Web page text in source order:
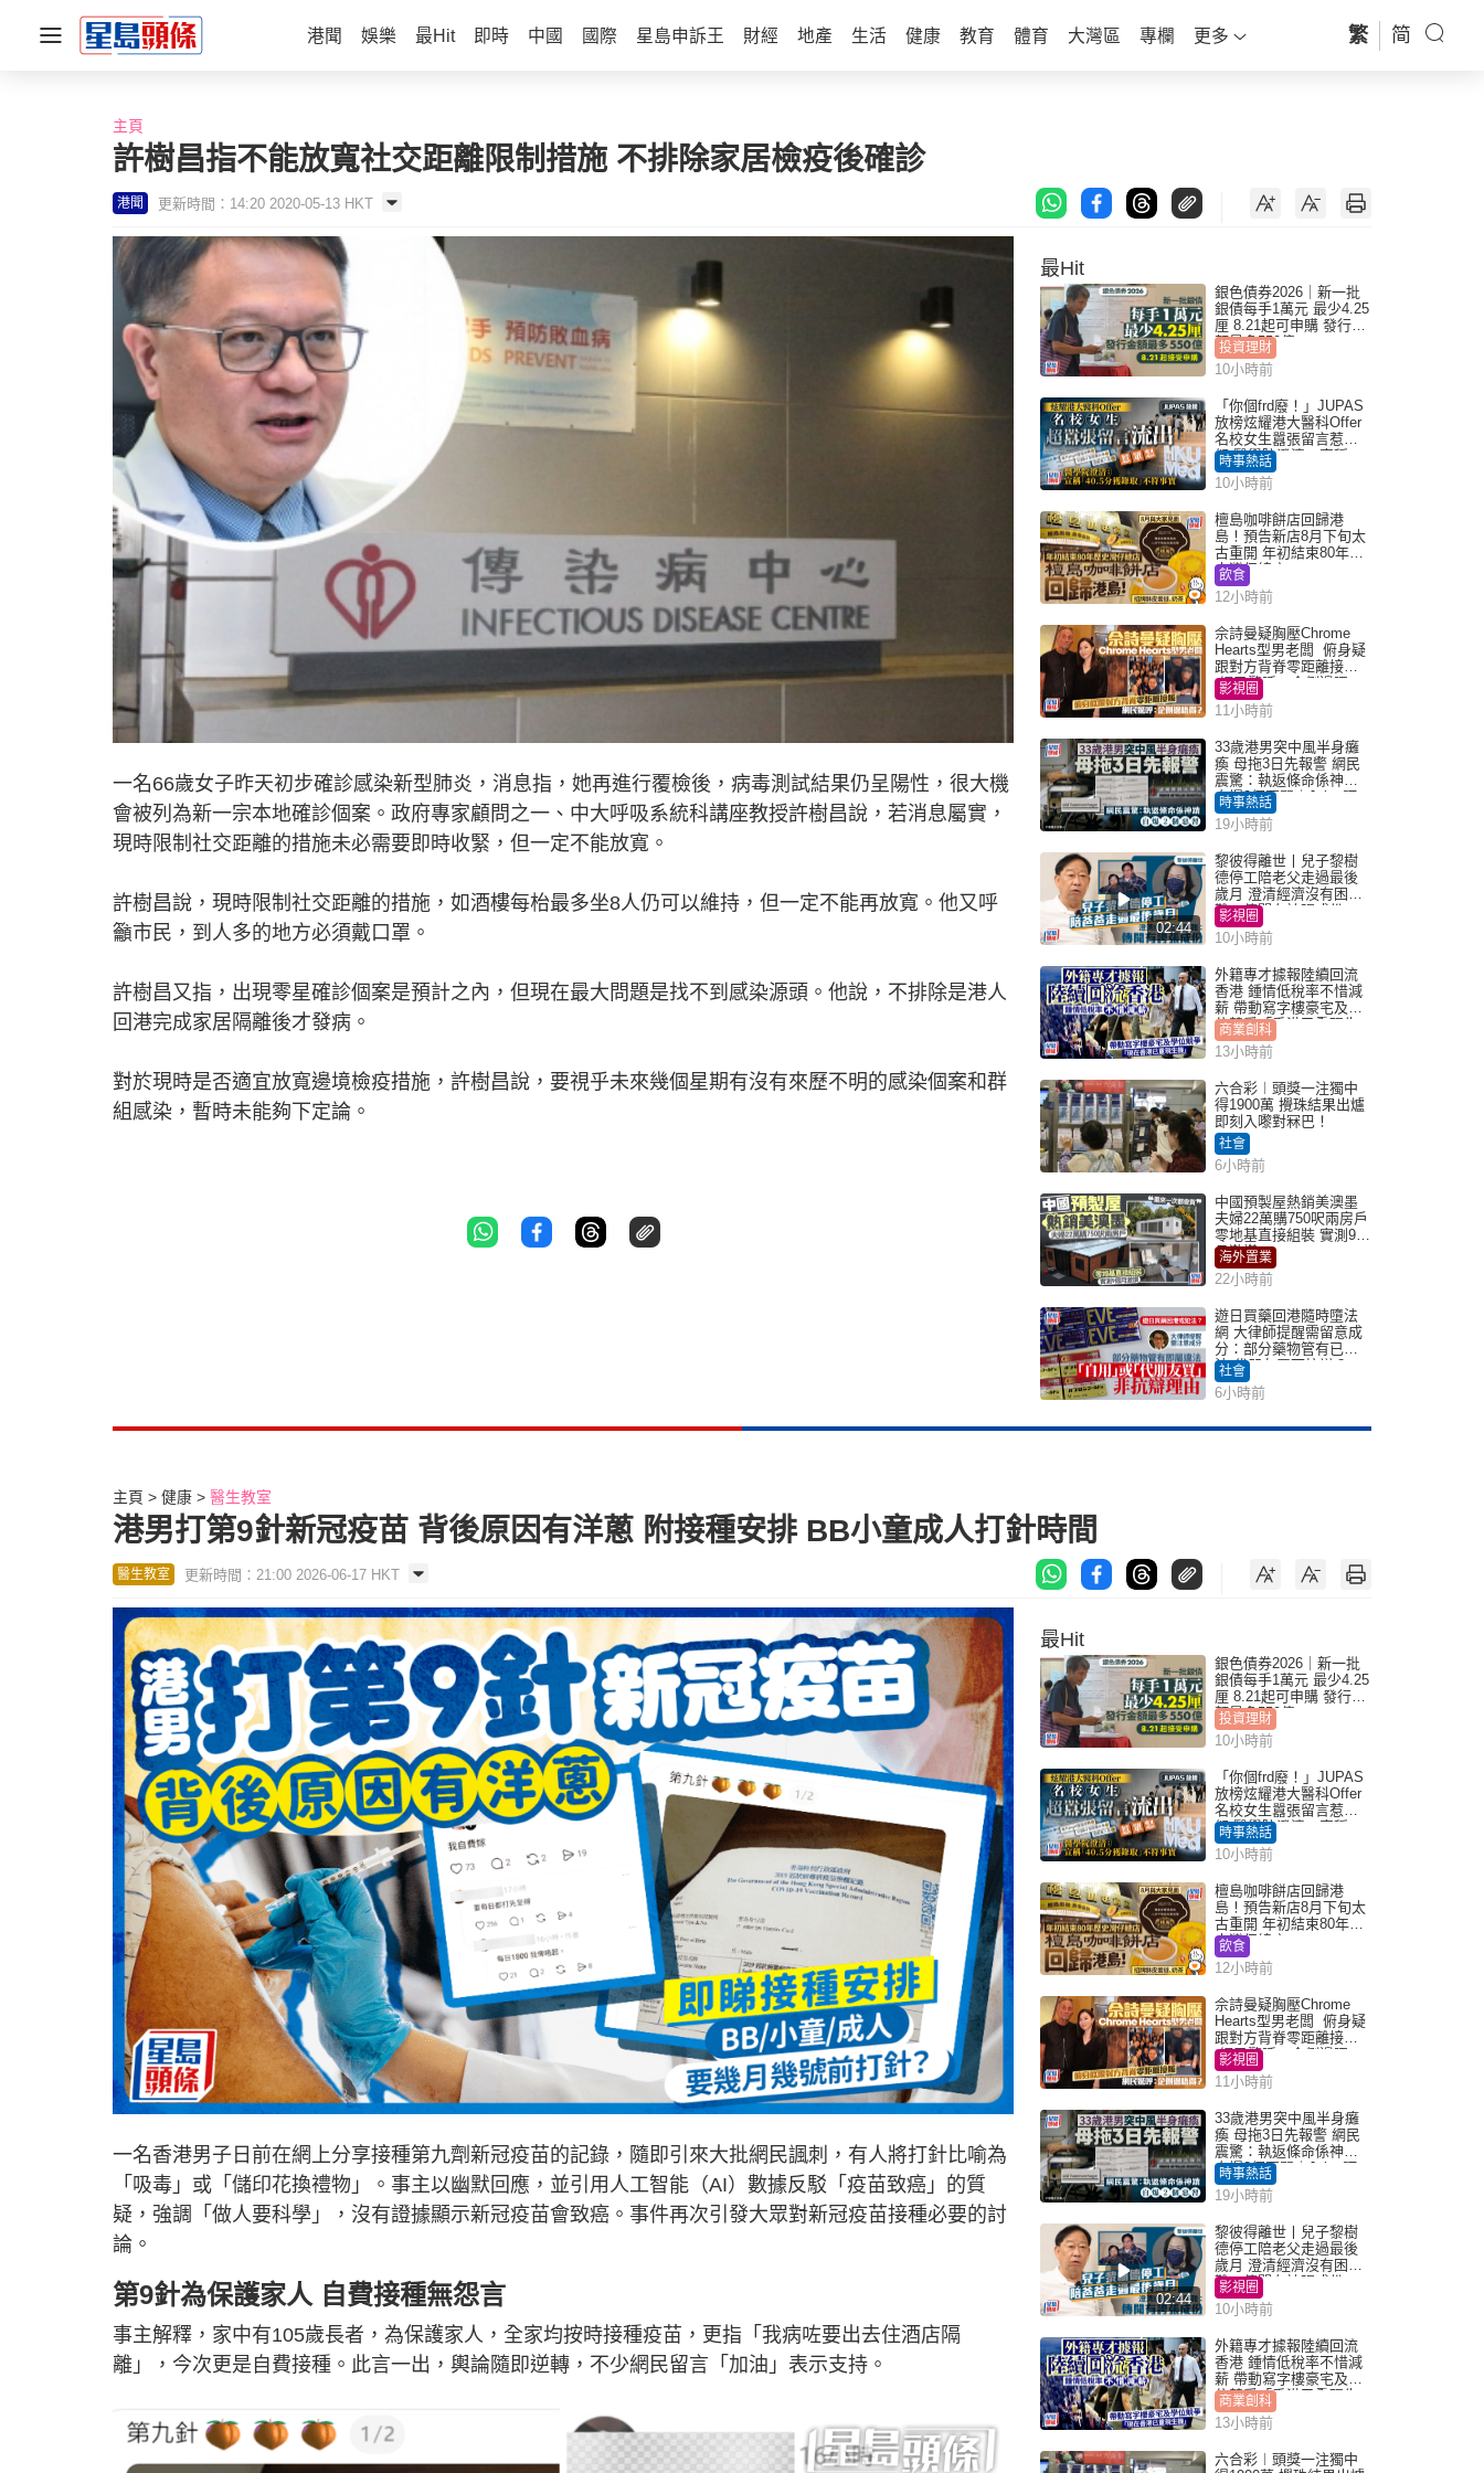
港聞 娛樂 最Hit 即時 中國 國際 星島申訴王 財經 地產 生活 健康 教育 體育 大灣區 專欄 更多 繁 简
主頁
許樹昌指不能放寬社交距離限制措施 不排除家居檢疫後確診
港聞 更新時間：14:20 2020-05-13 HKT
一名66歲女子昨天初步確診感染新型肺炎，消息指，她再進行覆檢後，病毒測試結果仍呈陽性，很大機
會被列為新一宗本地確診個案。政府專家顧問之一、中大呼吸系統科講座教授許樹昌說，若消息屬實，
現時限制社交距離的措施未必需要即時收緊，但一定不能放寬。
許樹昌說，現時限制社交距離的措施，如酒樓每枱最多坐8人仍可以維持，但一定不能再放寬。他又呼
籲市民，到人多的地方必須戴口罩。
許樹昌又指，出現零星確診個案是預計之內，但現在最大問題是找不到感染源頭。他說，不排除是港人
回港完成家居隔離後才發病。
對於現時是否適宜放寬邊境檢疫措施，許樹昌說，要視乎未來幾個星期有沒有來歷不明的感染個案和群
組感染，暫時未能夠下定論。
最Hit
銀色債券2026｜新一批
銀債每手1萬元 最少4.25
厘 8.21起可申購 發行金
額最多550億
投資理財
10小時前
「你個frd廢！」JUPAS
放榜炫耀港大醫科Offer
名校女生囂張留言惹眾
怒 醫學院澄清：宣稱
「40.5分獲錄取」不符事
實｜Juicy叮
時事熱話
10小時前
檀島咖啡餅店回歸港
島！預告新店8月下旬太
古重開 年初結束80年歷
史灣仔總店
飲食
12小時前
佘詩曼疑胸壓Chrome
Hearts型男老闆 俯身疑
跟對方背脊零距離接觸
網民驚呼：企側邊唔
得？
影視圈
11小時前
33歲港男突中風半身癱
瘓 母拖3日先報警 網民
震驚：執返條命係神蹟
自爆2個惡習｜Juicy叮
時事熱話
19小時前
02:44
黎彼得離世丨兒子黎樹
德停工陪老父走過最後
歲月 澄清經濟沒有困
難：傳聞有誇張成份
影視圈
10小時前
外籍專才據報陸續回流
香港 鍾情低稅率不惜減
薪 帶動寫字樓豪宅及學
位競爭「香港已重現生
機」
商業創科
13小時前
六合彩︱頭獎一注獨中
得1900萬 攪珠結果出爐
即刻入嚟對冧巴！
社會
6小時前
中國預製屋熱銷美澳墨
夫婦22萬購750呎兩房戶
零地基直接組裝 實測9個
月激讚
海外置業
22小時前
遊日買藥回港隨時墮法
網 大律師提醒需留意成
分：部分藥物管有已違
法 代朋友買可抗辯？
社會
6小時前
主頁 健康 醫生教室
港男打第9針新冠疫苗 背後原因有洋蔥 附接種安排 BB小童成人打針時間
醫生教室 更新時間：21:00 2026-06-17 HKT
一名香港男子日前在網上分享接種第九劑新冠疫苗的記錄，隨即引來大批網民諷刺，有人將打針比喻為
「吸毒」或「儲印花換禮物」。事主以幽默回應，並引用人工智能（AI）數據反駁「疫苗致癌」的質
疑，強調「做人要科學」，沒有證據顯示新冠疫苗會致癌。事件再次引發大眾對新冠疫苗接種必要的討
論。
第9針為保護家人 自費接種無怨言
事主解釋，家中有105歲長者，為保護家人，全家均按時接種疫苗，更指「我病咗要出去住酒店隔
離」，今次更是自費接種。此言一出，輿論隨即逆轉，不少網民留言「加油」表示支持。
最Hit
銀色債券2026｜新一批
銀債每手1萬元 最少4.25
厘 8.21起可申購 發行金
額最多550億
投資理財
10小時前
「你個frd廢！」JUPAS
放榜炫耀港大醫科Offer
名校女生囂張留言惹眾
怒 醫學院澄清：宣稱
「40.5分獲錄取」不符事
實｜Juicy叮
時事熱話
10小時前
檀島咖啡餅店回歸港
島！預告新店8月下旬太
古重開 年初結束80年歷
史灣仔總店
飲食
12小時前
佘詩曼疑胸壓Chrome
Hearts型男老闆 俯身疑
跟對方背脊零距離接觸
網民驚呼：企側邊唔
得？
影視圈
11小時前
33歲港男突中風半身癱
瘓 母拖3日先報警 網民
震驚：執返條命係神蹟
自爆2個惡習｜Juicy叮
時事熱話
19小時前
02:44
黎彼得離世丨兒子黎樹
德停工陪老父走過最後
歲月 澄清經濟沒有困
難：傳聞有誇張成份
影視圈
10小時前
外籍專才據報陸續回流
香港 鍾情低稅率不惜減
薪 帶動寫字樓豪宅及學
位競爭「香港已重現生
機」
商業創科
13小時前
六合彩︱頭獎一注獨中